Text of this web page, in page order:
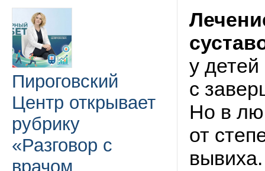
Пироговский
Центр открывает
рубрику
«Разговор с
врачом
у детей
с
Но в
от
вывиха.